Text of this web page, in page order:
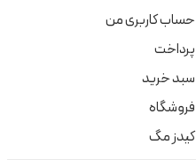
حساب کاربری من
پرداخت
سبد خرید
فروشگاه
کیدز مگ